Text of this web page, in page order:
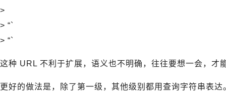
>
> “`
> “`
这种 URL 不利于扩展，语义也不明确，往往要想一会，才
更好的做法是，除了第一级，其他级别都用查询字符串表达